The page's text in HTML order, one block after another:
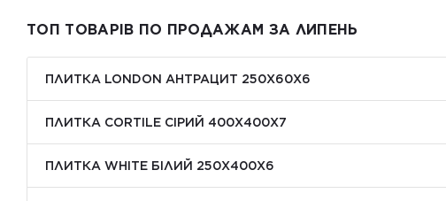
ТОП ТОВАРІВ ПО ПРОДАЖАМ ЗА ЛИПЕНЬ
ПЛИТКА LONDON АНТРАЦИТ 250Х60Х6
ПЛИТКА CORTILE СІРИЙ 400X400X7
ПЛИТКА WHITE БІЛИЙ 250Х400Х6